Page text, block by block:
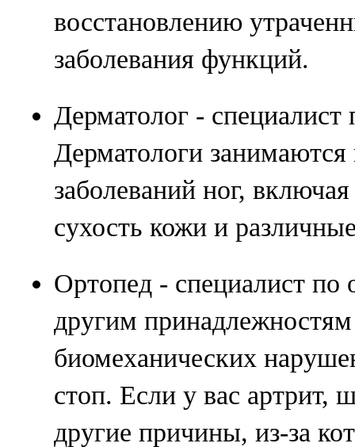
восстановлению
заболевания функций.
Дерматолог -
Дерматологи
заболеваний ног,
сухость кожи и
Ортопед - специалист по
другим
биомеханических
стоп. Если у вас артрит,
другие причины, из-за